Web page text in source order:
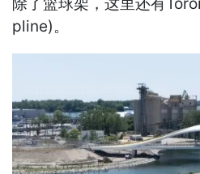
除了篮球架，这里还有
pline)。